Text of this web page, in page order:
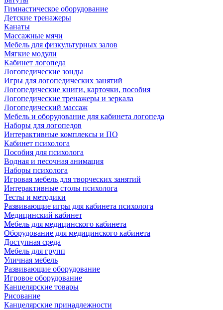
Гимнастическое оборудование
Детские тренажеры
Канаты
Массажные мячи
Мебель для физкультурных залов
Мягкие модули
Кабинет логопеда
Логопедические зонды
Игры для логопедических занятий
Логопедические книги, карточки, пособия
Логопедические тренажеры и зеркала
Логопедический массаж
Мебель и оборудование для кабинета логопеда
Наборы для логопедов
Интерактивные комплексы и ПО
Кабинет психолога
Пособия для психолога
Водная и песочная анимация
Наборы психолога
Игровая мебель для творческих занятий
Интерактивные столы психолога
Тесты и методики
Развивающие игры для кабинета психолога
Медицинский кабинет
Мебель для медицинского кабинета
Оборудование для медицинского кабинета
Доступная среда
Мебель для групп
Уличная мебель
Развивающие оборудование
Игровое оборудование
Канцелярские товары
Рисование
Канцелярские принадлежности